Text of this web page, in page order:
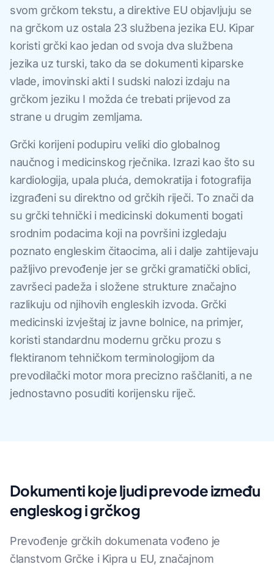
svom grčkom tekstu, a direktive EU objavljuju se
na grčkom uz ostala 23 službena jezika EU. Kipar
koristi grčki kao jedan od svoja dva službena
jezika uz turski, tako da se dokumenti kiparske
vlade, imovinski akti I sudski nalozi izdaju na
grčkom jeziku I možda će trebati prijevod za
strane u drugim zemljama.
Grčki korijeni podupiru veliki dio globalnog
naučnog i medicinskog rječnika. Izrazi kao što su
kardiologija, upala pluća, demokratija i fotografija
izgrađeni su direktno od grčkih riječi. To znači da
su grčki tehnički i medicinski dokumenti bogati
srodnim podacima koji na površini izgledaju
poznato engleskim čitaocima, ali i dalje zahtijevaju
pažljivo prevođenje jer se grčki gramatički oblici,
završeci padeža i složene strukture značajno
razlikuju od njihovih engleskih izvoda. Grčki
medicinski izvještaj iz javne bolnice, na primjer,
koristi standardnu modernu grčku prozu s
flektiranom tehničkom terminologijom da
prevodilački motor mora precizno raščlaniti, a ne
jednostavno posuditi korijensku riječ.
Dokumenti koje ljudi prevode između
engleskog i grčkog
Prevođenje grčkih dokumenata vođeno je
članstvom Grčke i Kipra u EU, značajnom